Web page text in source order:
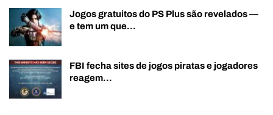
Jogos gratuitos do PS Plus são revelados —
e tem um que…
FBI fecha sites de jogos piratas e jogadores
reagem…